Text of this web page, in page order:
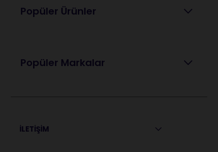
Popüler Ürünler
Popüler Markalar
İLETİŞİM